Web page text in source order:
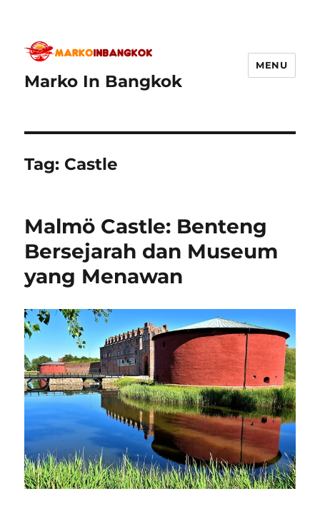
Marko In Bangkok
MENU
Tag: Castle
Malmö Castle: Benteng
Bersejarah dan Museum
yang Menawan